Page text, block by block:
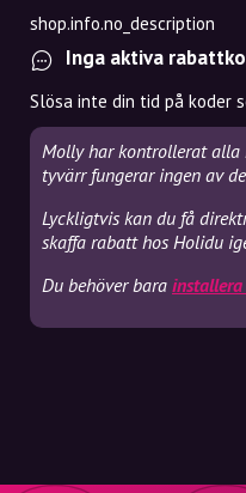
shop.info.no_description
Inga aktiva
Slösa inte din tid på koder
Molly har kontrollerat alla
tyvärr fungerar ingen av
Lyckligtvis kan du få
skaffa rabatt hos Holidu
Du behöver bara